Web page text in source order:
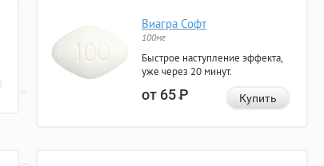
Виагра Софт
100мг
Быстрое наступление эффекта,
уже через 20 минут.
от 65Р Купить